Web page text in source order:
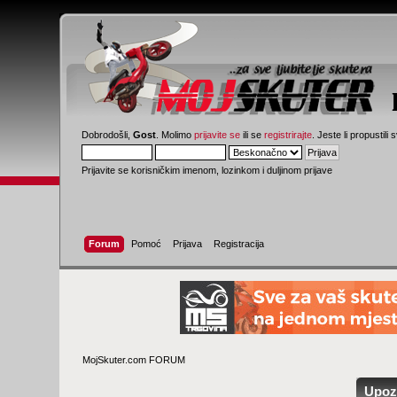
Dobrodošli,Gost . Molimoprijavite se ili seregistrirajte . Jeste li propustili
Prijavite se korisničkim imenom, lozinkom i duljinom prijave
Forum Pomoć Prijava Registracija
MojSkuter.com FORUM